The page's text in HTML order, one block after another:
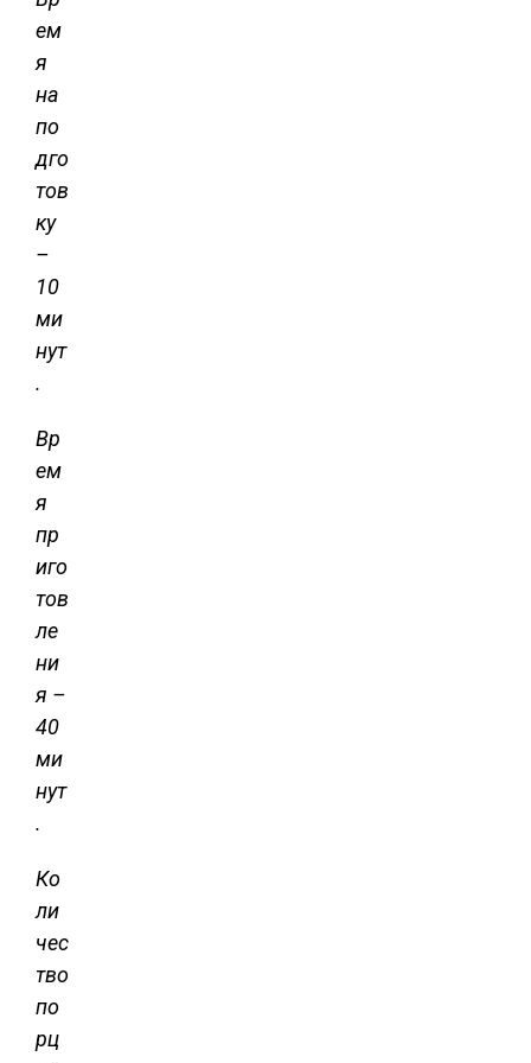
ем
я
на
по
дго
тов
ку
–
10
ми
нут
.
Вр
ем
я
пр
иго
тов
ле
ни
я –
40
ми
нут
.
Ко
ли
чес
тво
по
рц